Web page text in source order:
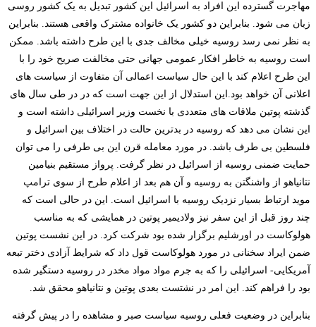
مهاجرت گسترده این افراد به اسرائیل این کشور تبدیل به یک کشور روسی
زبان می ­شود. بنابراین دو کشور یک خانواده مشترک واقعی هستند. بنابراین
به نظر نمی­ رسد روسیه خیلی مخالف جدی با این طرح داشته باشد. ممکن
است روسیه به خاطر افکار عمومی جهانی حتی مخالفت صریح خود را با
این طرح اعلام کند با این حال سیاست اعمالی آن متفاوت از سیاست ­های
اعلانی آن خواهد بود. این استدلال از این جهت است که در در طی سال­ های
گذشته پوتین ملاقات­ های متعددی با نخست وزیر اسرائیلی داشته است و
این نشان می­ دهد که روسیه در بدترین حالت در اختلاف بین اسرائیل و
فلسطین بی طرف باشد. در مورد معامله قرن این بی طرفی را می ­توان
حمایت ضمنی روسیه از اسرائیل در نظر گرفت. پرواز مستقیم بنیامین
نتانیاهو از واشنگتن به روسیه و آن هم بعد از اعلام طرح از سوی ترامپ
موید ارتباط بسیار نزدیک روسیه با اسرائیل است. این در حالی است که
چند روز قبل از این سفر نیز ولادیمیر پوتین در همایشی که به مناسب
هولوکاست در اورشلیم برگزار شده بود شرکت کرد. در این نشست پوتین
ضمن ایراد سخنانی در مورد هولوکاست قول داد که شرایط آزادی دختر تبعه
آمریکایی- اسرائیلی را که به جرم مواد مواد مخدر در روسیه دستگیر شده
بود را فراهم کند. این امر در نشتست بعدی پوتین و نتانیاهو محقق شد.
بنابراین در وضعیت فعلی روسیه سیاست صبر و مشاهده را در پیش گرفته